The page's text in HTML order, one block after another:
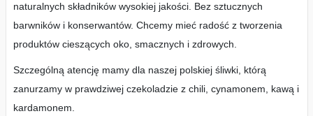
naturalnych składników wysokiej jakości. Bez sztucznych
barwników i konserwantów. Chcemy mieć radość z tworzenia
produktów cieszących oko, smacznych i zdrowych.
Szczególną atencję mamy dla naszej polskiej śliwki, którą
zanurzamy w prawdziwej czekoladzie z chili, cynamonem, kawą i
kardamonem.